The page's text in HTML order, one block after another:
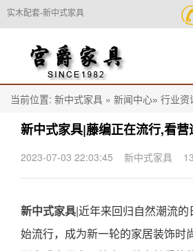
实木配套-新中式家具
当前位置: 新中式家具 » 新闻中心» 行业资
新中式家具|藤编正在流行,看
2023-07-03 22:03:45 新中式家具
新中式家具|近年来回归自然潮流
始流行，成为新一轮的家居装饰时